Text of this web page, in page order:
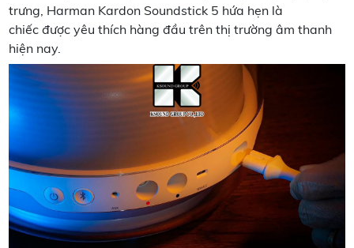
trưng, Harman Kardon Soundstick 5 hứa hẹn là
chiếc được yêu thích hàng đầu trên thị trường âm thanh
hiện nay.